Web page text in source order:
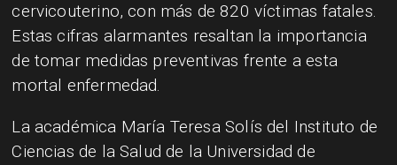
cervicouterino, con más de 820 víctimas fatales.
Estas cifras alarmantes resaltan la importancia
de tomar medidas preventivas frente a esta
mortal enfermedad.
La académica María Teresa Solís del Instituto de
Ciencias de la Salud de la Universidad de